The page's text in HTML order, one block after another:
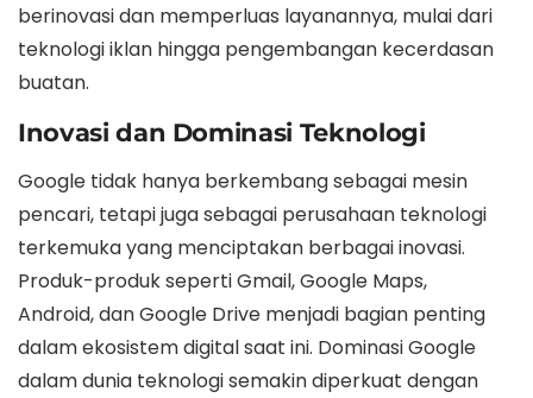
berinovasi dan memperluas layanannya, mulai dari
teknologi iklan hingga pengembangan kecerdasan
buatan.
Inovasi dan Dominasi Teknologi
Google tidak hanya berkembang sebagai mesin
pencari, tetapi juga sebagai perusahaan teknologi
terkemuka yang menciptakan berbagai inovasi.
Produk-produk seperti Gmail, Google Maps,
Android, dan Google Drive menjadi bagian penting
dalam ekosistem digital saat ini. Dominasi Google
dalam dunia teknologi semakin diperkuat dengan